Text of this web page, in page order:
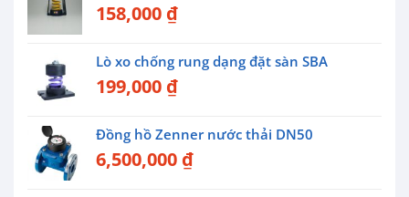
158,000 ₫
Lò xo chống rung dạng đặt sàn SBA
199,000 ₫
Đồng hồ Zenner nước thải DN50
6,500,000 ₫